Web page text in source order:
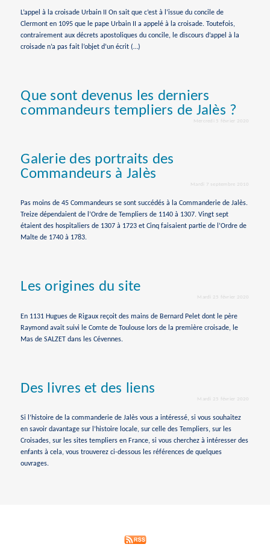
L’appel à la croisade Urbain II On sait que c’est à l’issue du concile de
Clermont en 1095 que le pape Urbain II a appelé à la croisade. Toutefois,
contrairement aux décrets apostoliques du concile, le discours d’appel à la
croisade n’a pas fait l’objet d’un écrit (…)
Que sont devenus les derniers
commandeurs templiers de Jalès ?
Mercredi 5 février 2020
Galerie des portraits des
Commandeurs à Jalès
Mardi 7 septembre 2010
Pas moins de 45 Commandeurs se sont succédés à la Commanderie de Jalès.
Treize dépendaient de l’Ordre de Templiers de 1140 à 1307. Vingt sept
étaient des hospitaliers de 1307 à 1723 et Cinq faisaient partie de l’Ordre de
Malte de 1740 à 1783.
Les origines du site
Mardi 25 février 2020
En 1131 Hugues de Rigaux reçoit des mains de Bernard Pelet dont le père
Raymond avait suivi le Comte de Toulouse lors de la première croisade, le
Mas de SALZET dans les Cévennes.
Des livres et des liens
Mardi 25 février 2020
Si l’histoire de la commanderie de Jalès vous a intéressé, si vous souhaitez
en savoir davantage sur l’histoire locale, sur celle des Templiers, sur les
Croisades, sur les sites templiers en France, si vous cherchez à intéresser des
enfants à cela, vous trouverez ci-dessous les références de quelques
ouvrages.